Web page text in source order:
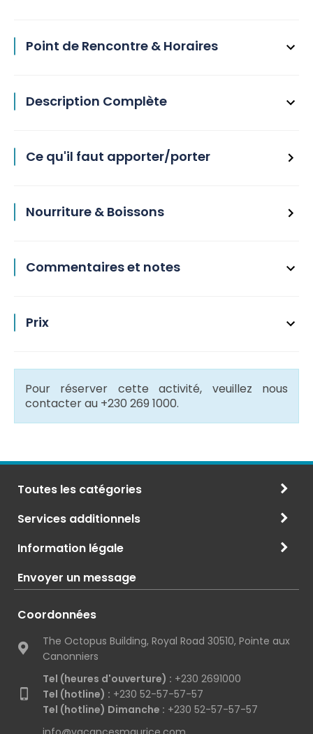
Point de Rencontre & Horaires
Description Complète
Ce qu'il faut apporter/porter
Nourriture & Boissons
Commentaires et notes
Prix
Pour réserver cette activité, veuillez nous
contacter au +230 269 1000.
Toutes les catégories
Services additionnels
Information légale
Envoyer un message
Coordonnées
The Octopus Building, Royal Road 30510, Pointe aux
Canonniers
Tel (heures d'ouverture) : +230 2691000
Tel (hotline) : +230 52-57-57-57
Tel (hotline) Dimanche : +230 52-57-57-57